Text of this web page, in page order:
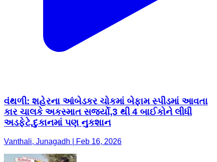
વંથળી: શહેરના આંબેડકર ચોકમાં બેફામ સ્પીડમાં આવતા
કાર ચાલકે અકસ્માત સર્જ્યો,3 થી 4 બાઈકોને લીધી
અડફેટે,દુકાનમાં પણ નુકશાન
Vanthali, Junagadh | Feb 16, 2026